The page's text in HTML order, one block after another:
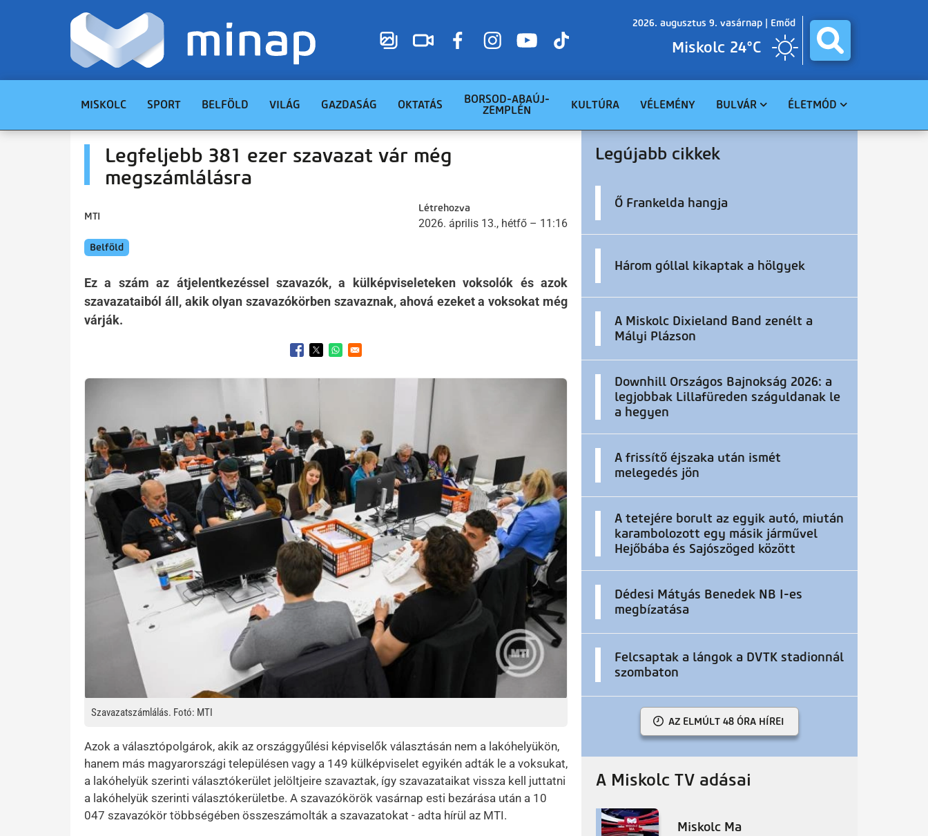
2026. augusztus 9. vasárnap | Emőd
Miskolc 24°C
MISKOLC SPORT BELFÖLD VILÁG GAZDASÁG OKTATÁS
BORSOD-ABAÚJ-
ZEMPLÉN
KULTÚRA VÉLEMÉNY BULVÁR
BALESET
BŰNÜGY
CELEBHÍREK
ÉLETMÓD
GASZTRO
Legfeljebb 381 ezer szavazat vár még
megszámlálásra
MTI
Létrehozva
2026. április 13., hétfő – 11:16
Belföld
Ez a szám az átjelentkezéssel szavazók, a külképviseleteken voksolók és azok
szavazataiból áll, akik olyan szavazókörben szavaznak, ahová ezeket a voksokat még
várják.
Opens in a new window
Opens in a new window
Opens in a new window
Kép
Szavazatszámlálás. Fotó: MTI
Azok a választópolgárok, akik az országgyűlési képviselők választásán nem a lakóhelyükön,
hanem más magyarországi településen vagy a 149 külképviselet egyikén adták le a voksukat,
a lakóhelyük szerinti választókerület jelöltjeire szavaztak, így szavazataikat vissza kell juttatni
a lakóhelyük szerinti választókerületbe. A szavazókörök vasárnap esti bezárása után a 10
047 szavazókör többségében összeszámolták a szavazatokat - adta hírül az MTI.
Legújabb cikkek
Ő Frankelda hangja
Három góllal kikaptak a hölgyek
A Miskolc Dixieland Band zenélt a
Mályi Plázson
Downhill Országos Bajnokság 2026: a
legjobbak Lillafüreden száguldanak le
a hegyen
A frissítő éjszaka után ismét
melegedés jön
A tetejére borult az egyik autó, miután
karambolozott egy másik járművel
Hejőbába és Sajószöged között
Dédesi Mátyás Benedek NB I-es
megbízatása
Felcsaptak a lángok a DVTK stadionnál
szombaton
AZ ELMÚLT 48 ÓRA HÍREI
A Miskolc TV adásai
Miskolc Ma